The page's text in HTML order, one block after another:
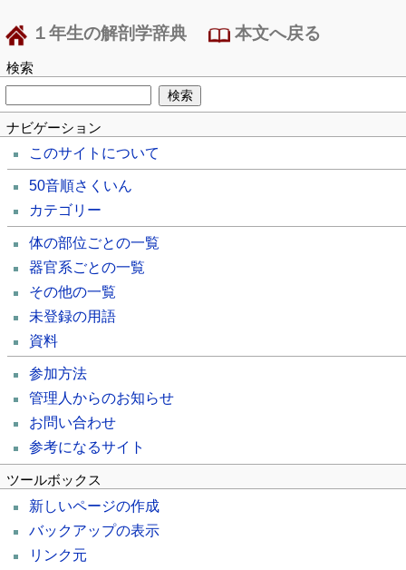
１年生の解剖学辞典 本文へ戻る
検索
ナビゲーション
このサイトについて
50音順さくいん
カテゴリー
体の部位ごとの一覧
器官系ごとの一覧
その他の一覧
未登録の用語
資料
参加方法
管理人からのお知らせ
お問い合わせ
参考になるサイト
ツールボックス
新しいページの作成
バックアップの表示
リンク元